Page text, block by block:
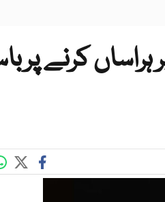
کرنے